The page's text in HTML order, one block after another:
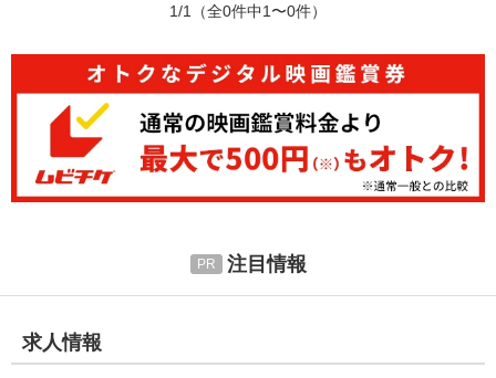
1/1 （全0件中1〜0件）
注目情報
求人情報